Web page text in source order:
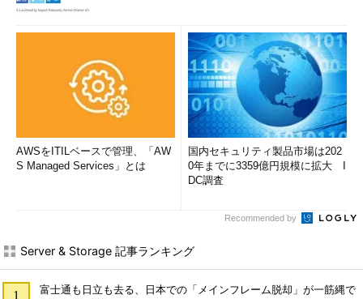
AWSをITILベースで管理、「AW
S Managed Services」とは
国内セキュリティ製品市場は202
0年までに3359億円規模に拡大 I
DC調査
Recommended by
Server & Storage 記事ランキング
富士通も日立も去る、日本での「メインフレーム脱却」が一筋縄で